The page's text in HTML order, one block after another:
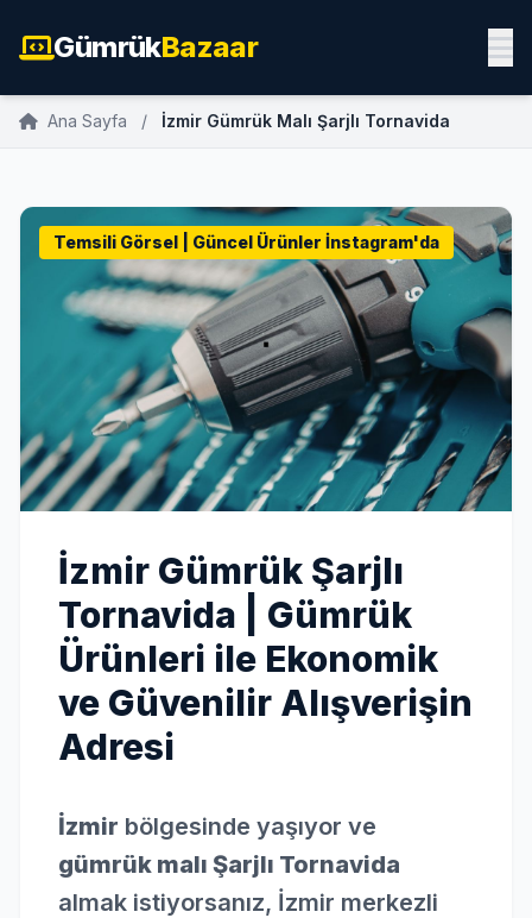
GümrükBazaar
Ana Sayfa / İzmir Gümrük Malı Şarjlı Tornavida
Temsili Görsel | Güncel Ürünler İnstagram'da
İzmir Gümrük Şarjlı
Tornavida | Gümrük
Ürünleri ile Ekonomik
ve Güvenilir Alışverişin
Adresi
İzmir bölgesinde yaşıyor ve
gümrük malı Şarjlı Tornavida
almak istiyorsanız, İzmir merkezli